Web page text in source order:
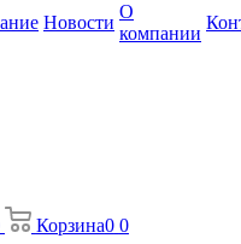
Новости
О
компании
Корзина0 0